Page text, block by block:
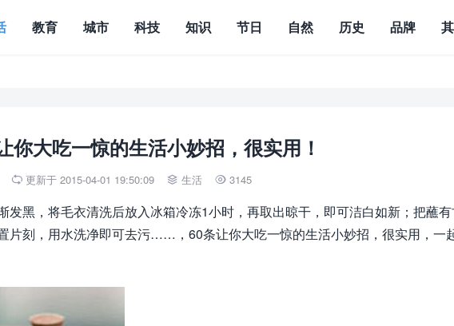
教育 城市 科技 知识 节日 自然 历史 品牌
你大吃一惊的生活小妙招，很实用！
 更新于 2015-04-01 19:50:09  生活  3145
发黑，将毛衣清洗后放入冰箱冷冻1小时，再取出晾干，即可洁白如新；把蘸
片刻，用水洗净即可去污……，60条让你大吃一惊的生活小妙招，很实用，一